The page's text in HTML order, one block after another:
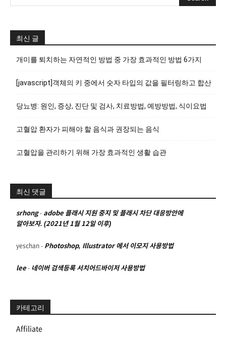
최신 글
개미를 퇴치하는 자연적인 방법 중 가장 효과적인 방법 6가지
[javascript]객체의 키 중에서 숫자 타입의 값을 필터링하고 합산
당뇨병: 원인, 증상, 진단 및 검사, 치료방법, 예방방법, 식이요법
고혈압 환자가 피해야 할 음식과 권장되는 음식
고혈압을 관리하기 위해 가장 효과적인 생활 습관
최신 댓글
srhong- adobe 플래시 지원 중지 및 플래시 차단 대응방안에
알아보자. (2021년 1월 12일 이후)
yeschan - Photoshop, Illustrator 에서 이모지 사용방법
lee - 네이버 검색등록 서치어드바이저 사용방법
카테고리
Affiliate